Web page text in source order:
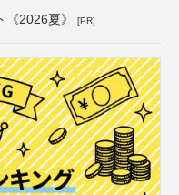
《2026夏》 [PR]